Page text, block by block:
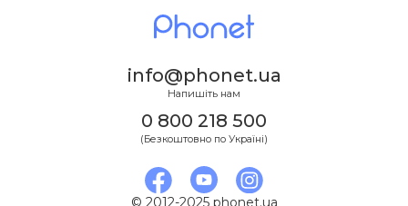
info@phonet.ua
Напишіть нам
0 800 218 500
(Безкоштовно по Україні)